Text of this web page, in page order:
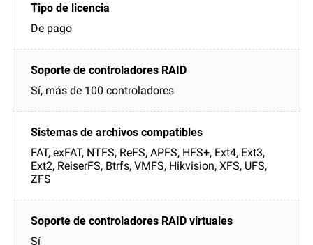
De pago
Sí, más de 100 controladores
FAT, exFAT, NTFS, ReFS, APFS, HFS+, Ext4, Ext3,
Ext2, ReiserFS, Btrfs, VMFS, Hikvision, XFS, UFS,
ZFS
Sí